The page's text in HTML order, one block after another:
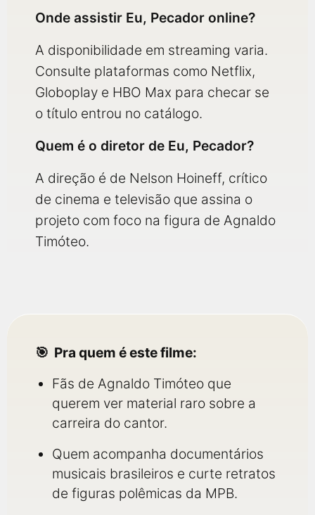
Onde assistir Eu, Pecador online?
A disponibilidade em streaming varia.
Consulte plataformas como Netflix,
Globoplay e HBO Max para checar se
o título entrou no catálogo.
Quem é o diretor de Eu, Pecador?
A direção é de Nelson Hoineff, crítico
de cinema e televisão que assina o
projeto com foco na figura de Agnaldo
Timóteo.
Pra quem é este filme:
Fãs de Agnaldo Timóteo que
querem ver material raro sobre a
carreira do cantor.
Quem acompanha documentários
musicais brasileiros e curte retratos
de figuras polêmicas da MPB.